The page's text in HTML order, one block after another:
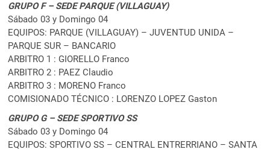
GRUPO F – SEDE PARQUE (VILLAGUAY)
Sábado 03 y Domingo 04
EQUIPOS: PARQUE (VILLAGUAY) – JUVENTUD UNIDA –
PARQUE SUR – BANCARIO
ARBITRO 1 : GIORELLO Franco
ARBITRO 2 : PAEZ Claudio
ARBITRO 3 : MORENO Franco
COMISIONADO TÉCNICO : LORENZO LOPEZ Gaston
GRUPO G – SEDE SPORTIVO SS
Sábado 03 y Domingo 04
EQUIPOS: SPORTIVO SS – CENTRAL ENTRERRIANO – SANTA